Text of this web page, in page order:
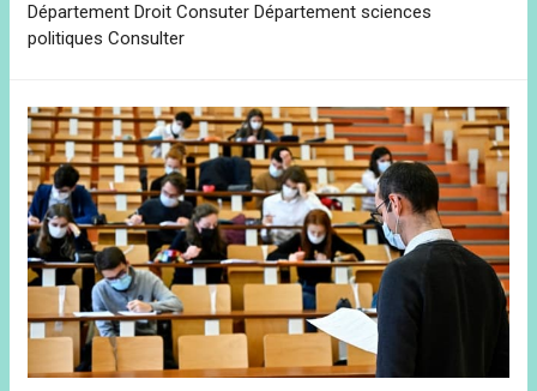
Département Droit Consuter Département sciences
politiques Consulter